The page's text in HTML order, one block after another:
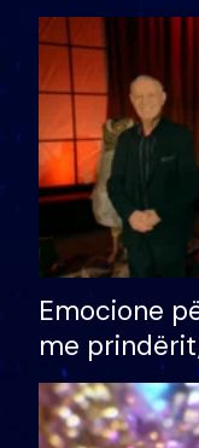
shtëpinë
të fituar
Emocione
me
divorci apo